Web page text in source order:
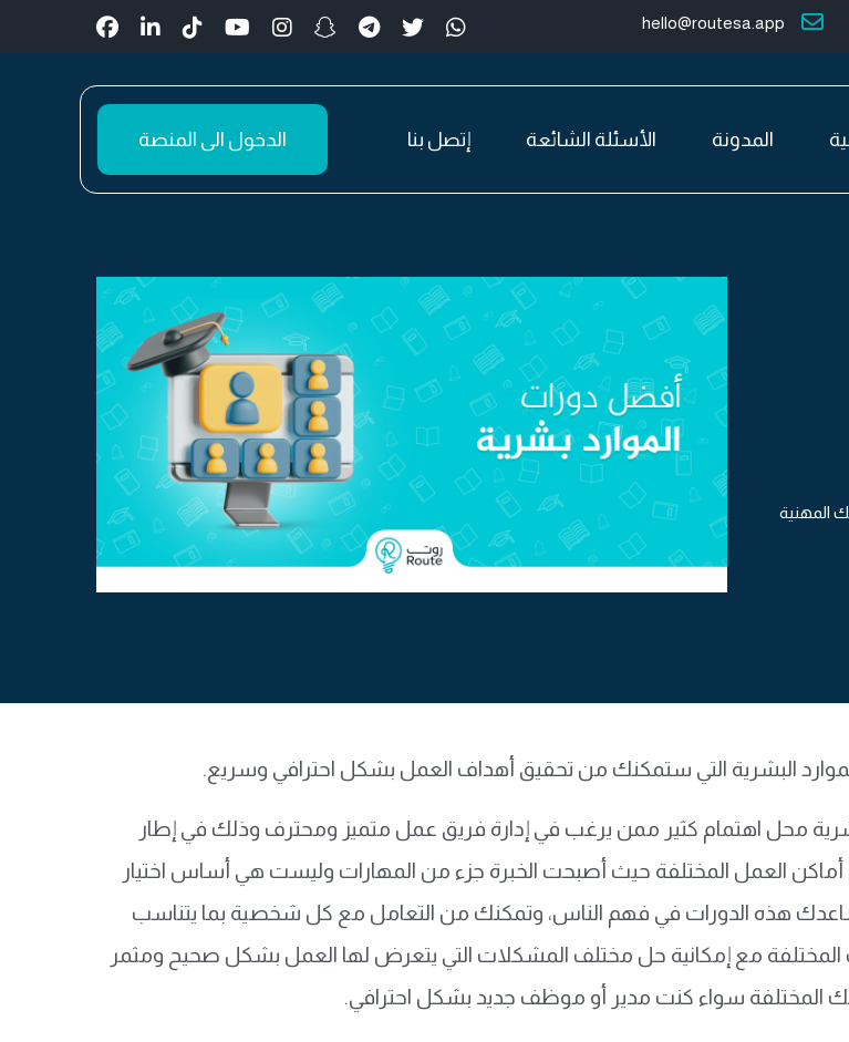
hello@routesa.app
المدونة الأسئلة الشائعة إتصل بنا الدخول الى المنصة
المهنية
البشرية التي ستمكنك من تحقيق أهداف العمل بشكل احترافي وسريع.
محل اهتمام كثير ممن يرغب في إدارة فريق عمل متميز ومحترف وذلك في إطار
أماكن العمل المختلفة حيث أصبحت الخبرة جزء من المهارات وليست هي أساس اختيار
هذه الدورات في فهم الناس، وتمكنك من التعامل مع كل شخصية بما يتناسب
مع إمكانية حل مختلف المشكلات التي يتعرض لها العمل بشكل صحيح ومثمر
المختلفة سواء كنت مدير أو موظف جديد بشكل احترافي.